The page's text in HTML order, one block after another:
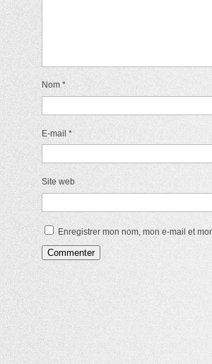
Nom *
E-mail *
Site web
Enregistrer mon nom, mon e-mail et